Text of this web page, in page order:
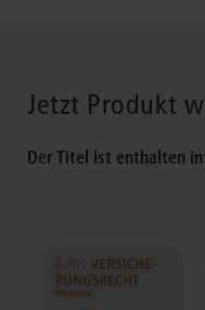
Jetzt Produkt
Der Titel ist enthalten in: